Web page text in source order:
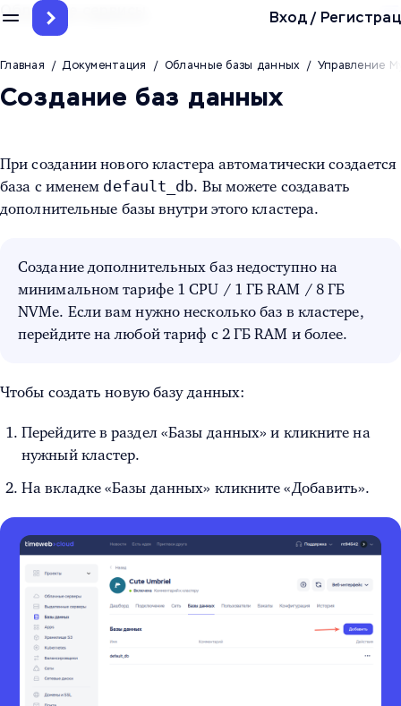
Вход/
Облачные сервисы
Главная / Документация / Облачные базы данных / Управление
Создание баз данных
При создании нового кластера автоматически создается
база с именем default_db. Вы можете создавать
дополнительные базы внутри этого кластера.
Создание дополнительных баз недоступно на
минимальном тарифе 1 CPU / 1 ГБ RAM / 8 ГБ
NVMe. Если вам нужно несколько баз в кластере,
перейдите на любой тариф с 2 ГБ RAM и более.
Чтобы создать новую базу данных:
Перейдите в раздел «Базы данных» и кликните на
нужный кластер.
На вкладке «Базы данных» кликните «Добавить».